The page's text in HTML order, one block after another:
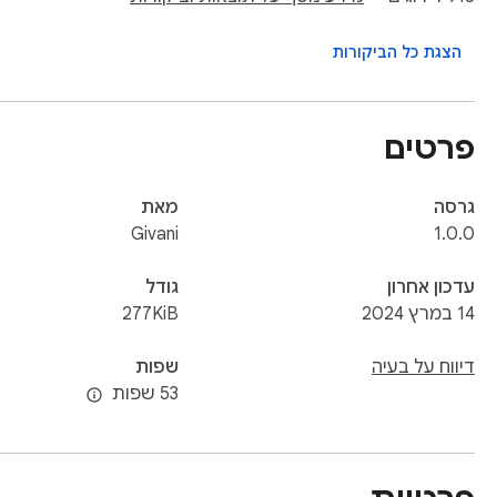
These programs allow you to download video from
Instagram Video Downloader. These video downloaders
הצגת כל הביקורות
פרטים
גרסה
1.0.0
עדכון אחרון
14 במרץ 2024
דיווח על בעיה
מאת
Givani
גודל
277KiB
שפות
53 שפות